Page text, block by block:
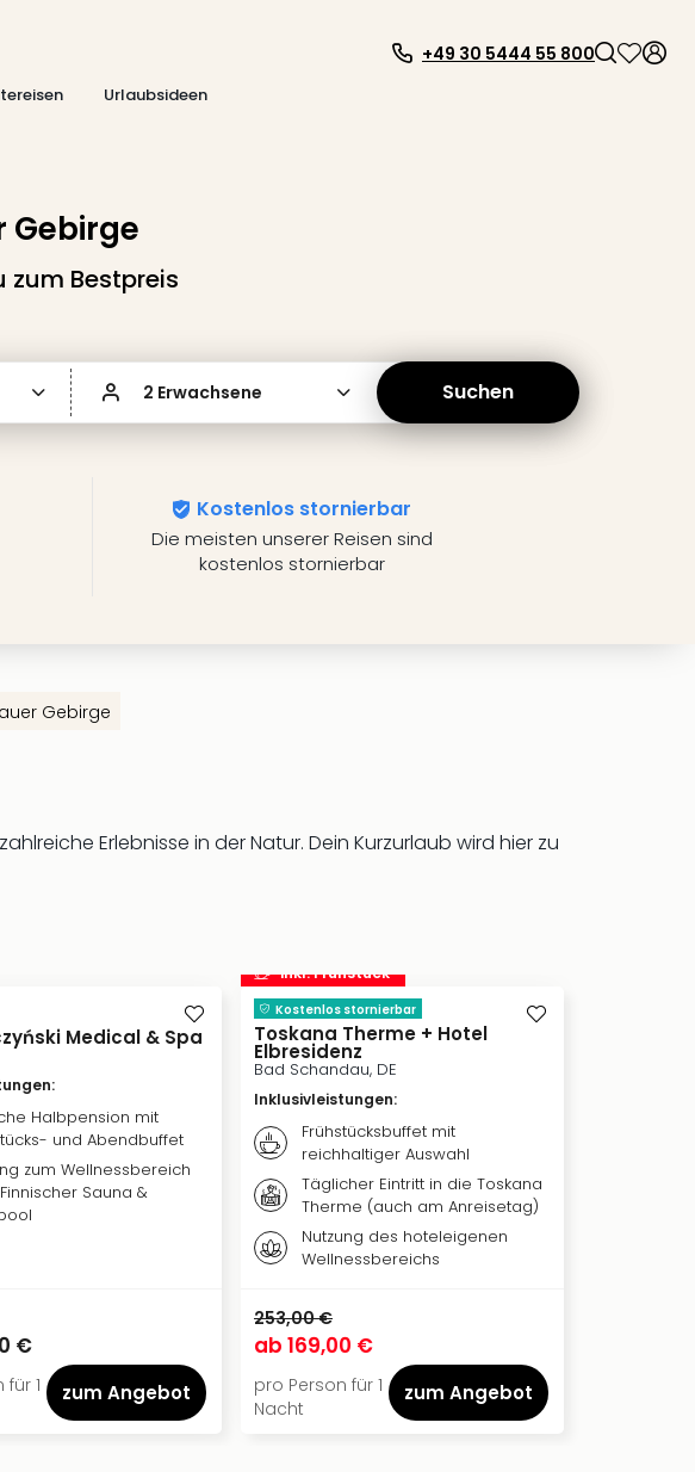
Urlaubsideen
+49 30 5444 55 800
Gebirge
zum Bestpreis
2 Erwachsene Suchen
Kostenlos stornierbar
Die meisten unserer Reisen sind
kostenlos stornierbar
Gebirge
Erlebnisse in der Natur. Dein Kurzurlaub wird hier zu
Medical & Spa
:
Halbpension mit
und Abendbuffet
zum Wellnessbereich
Sauna &
€
1
zum Angebot
inkl. Frühstück
Kostenlos stornierbar
Toskana Therme + Hotel
Elbresidenz
Bad Schandau, DE
Inklusivleistungen:
Frühstücksbuffet mit
reichhaltiger Auswahl
Täglicher Eintritt in die Toskana
Therme (auch am Anreisetag)
Nutzung des hoteleigenen
Wellnessbereichs
253,00 €
ab 169,00 €
pro Person für 1
Nacht
zum Angebot